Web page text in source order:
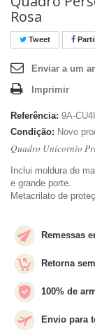
Rosa
Tweet
Enviar a um
Imprimir
Referência: 9A-
Condição: Novo
Quadro Unicornio
Inclui moldura de
e grande porte.
Metacrilato de
Remessas
Retorna
100% de
Envio para